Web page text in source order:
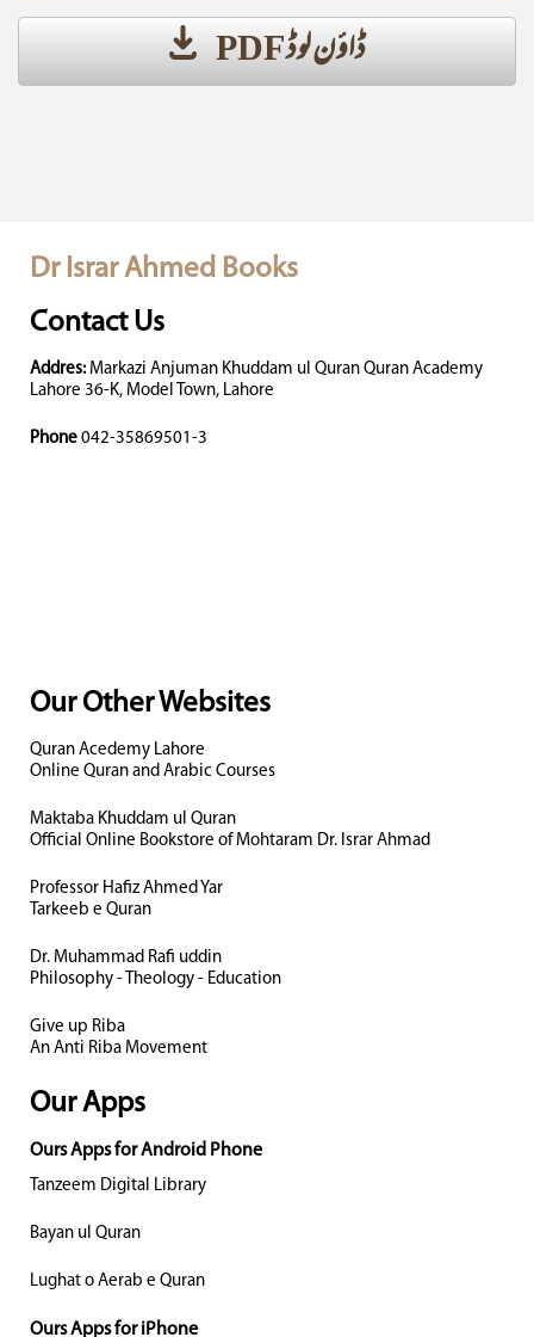
ڈاؤن لوڈ PDF
Dr Israr Ahmed Books
Contact Us
Addres: Markazi Anjuman Khuddam ul Quran Quran Academy
Lahore 36-K, Model Town, Lahore
Phone 042-35869501-3
Our Other Websites
Quran Acedemy Lahore
Online Quran and Arabic Courses
Maktaba Khuddam ul Quran
Official Online Bookstore of Mohtaram Dr. Israr Ahmad
Professor Hafiz Ahmed Yar
Tarkeeb e Quran
Dr. Muhammad Rafi uddin
Philosophy - Theology - Education
Give up Riba
An Anti Riba Movement
Our Apps
Ours Apps for Android Phone
Tanzeem Digital Library
Bayan ul Quran
Lughat o Aerab e Quran
Ours Apps for iPhone